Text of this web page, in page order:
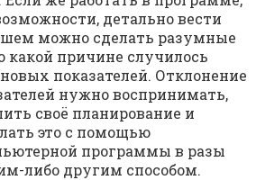
детально вести
можно сделать разумные
какой причине случилось
показателей. Отклонение
нужно воспринимать,
своё планирование и
это с помощью
программы в разы
либо другим способом.